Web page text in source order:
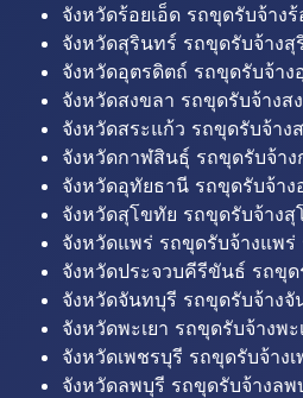
จังหวัดร้อยเอ็ด รถขุดรับจ้าง
จังหวัดสุรินทร์ รถขุดรับจ้าง
จังหวัดอุตรดิตถ์ รถขุดรับจ้า
จังหวัดสงขลา รถขุดรับจ้าง
จังหวัดสระแก้ว รถขุดรับจ้าง
จังหวัดกาฬสินธุ์ รถขุดรับจ้า
จังหวัดอุทัยธานี รถขุดรับจ้า
จังหวัดสุโขทัย รถขุดรับจ้าง
จังหวัดแพร่ รถขุดรับจ้างแพ
จังหวัดประจวบคีรีขันธ์ รถขุ
จังหวัดจันทบุรี รถขุดรับจ้าง
จังหวัดพะเยา รถขุดรับจ้างพ
จังหวัดเพชรบุรี รถขุดรับจ้าง
จังหวัดลพบุรี รถขุดรับจ้างล